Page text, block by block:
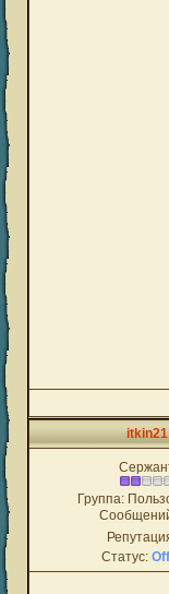
itkin21
Группа:
Статус: